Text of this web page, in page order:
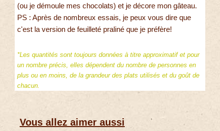
(ou je démoule mes chocolats) et je décore mon gâteau.
PS : Après de nombreux essais, je peux vous dire que
c'est la version de feuilleté praliné que je préfère!
*Les quantités sont toujours données à titre approximatif et pour
un nombre précis, elles dépendent du nombre de personnes en
plus ou en moins, de la grandeur des plats utilisés et du goût de
chacun.
Vous allez aimer aussi